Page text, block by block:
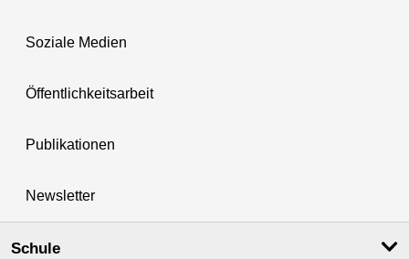
Soziale Medien
Öffentlichkeitsarbeit
Publikationen
Newsletter
Schule